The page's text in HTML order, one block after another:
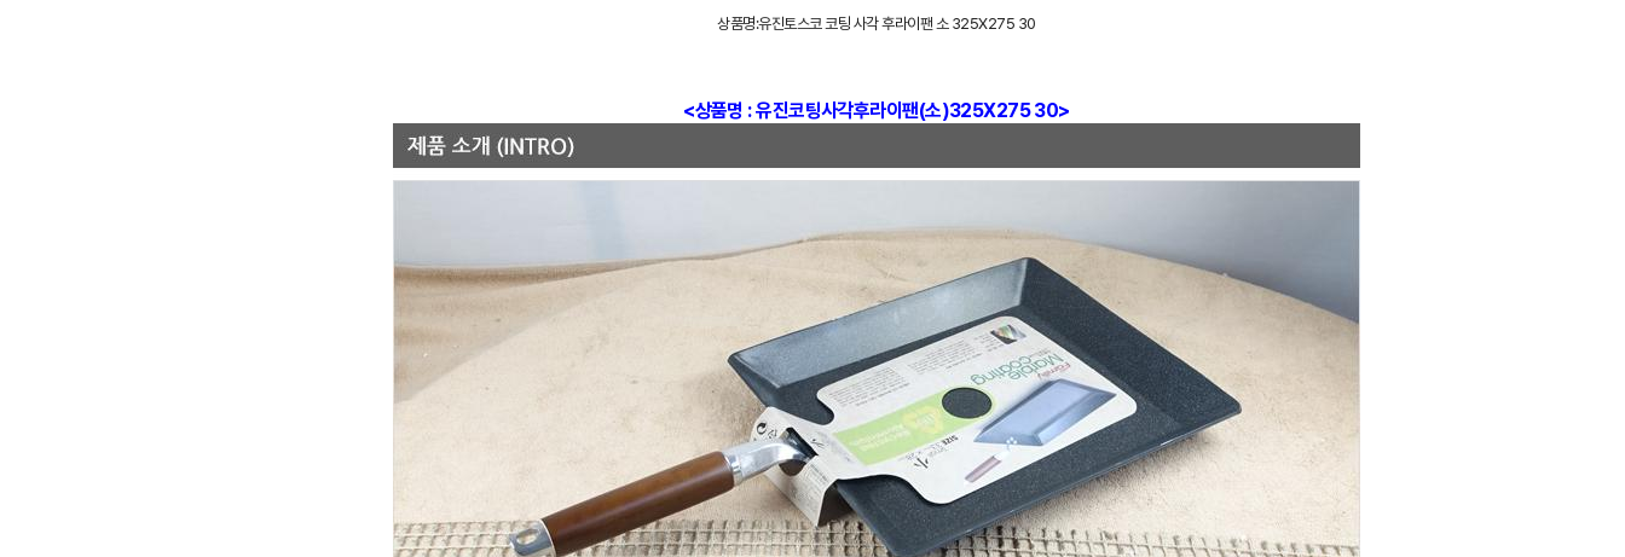
상품명:유진토스코 코팅 사각 후라이팬 소 325X275 30
<상품명 : 유진코팅사각후라이팬(소)325X275 30>